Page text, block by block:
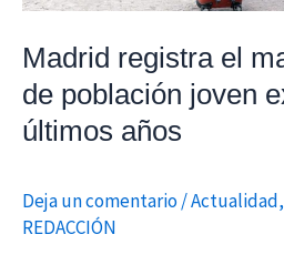
Madrid registra el
de población joven
últimos años
Deja un comentario/Actualidad,
REDACCIÓN
de
los
últimos
años